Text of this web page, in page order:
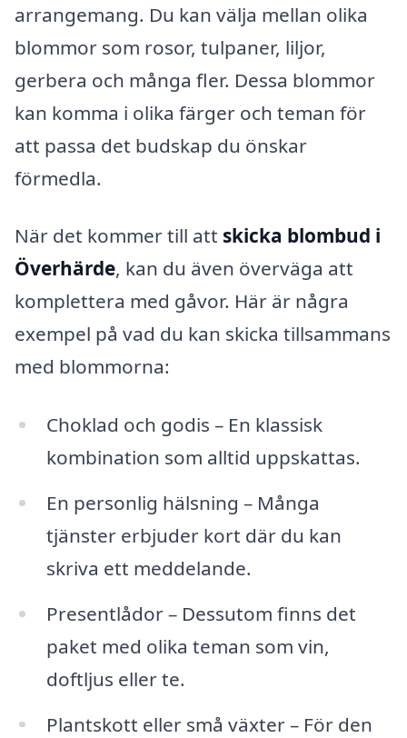
arrangemang. Du kan välja mellan olika
blommor som rosor, tulpaner, liljor,
gerbera och många fler. Dessa blommor
kan komma i olika färger och teman för
att passa det budskap du önskar
förmedla.
När det kommer till att skicka blombud i
Överhärde, kan du även överväga att
komplettera med gåvor. Här är några
exempel på vad du kan skicka tillsammans
med blommorna:
Choklad och godis – En klassisk
kombination som alltid uppskattas.
En personlig hälsning – Många
tjänster erbjuder kort där du kan
skriva ett meddelande.
Presentlådor – Dessutom finns det
paket med olika teman som vin,
doftljus eller te.
Plantskott eller små växter – För den